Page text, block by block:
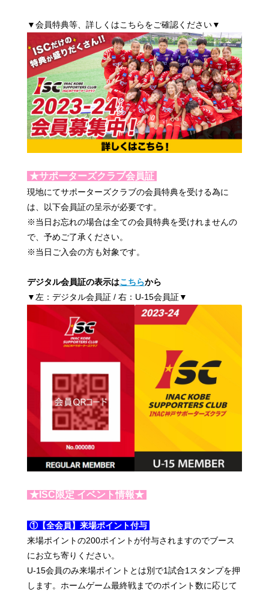
▼会員特典等、詳しくはこちらをご確認ください▼
★サポーターズクラブ会員証
現地にてサポーターズクラブの会員特典を受ける為に
は、以下会員証の呈示が必要です。
※当日お忘れの場合は全ての会員特典を受けれませんの
で、予めご了承ください。
※当日ご入会の方も対象です。
デジタル会員証の表示はこちらから
▼左：デジタル会員証 / 右：U-15会員証▼
★ISC限定 イベント情報★
①【全会員】来場ポイント付与
来場ポイントの200ポイントが付与されますのでブース
にお立ち寄りください。
U-15会員のみ来場ポイントとは別で1試合1スタンプを押
します。ホームゲーム最終戦までのポイント数に応じて